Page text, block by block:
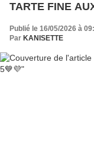
TARTE FINE
Publié le 16/05/2026 à
Par KANISETTE